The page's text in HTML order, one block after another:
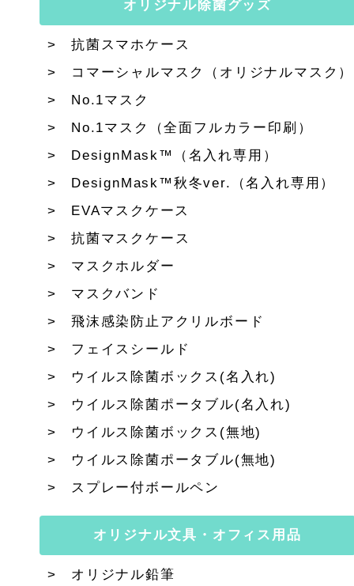
オリジナル除菌グッズ
抗菌スマホケース
コマーシャルマスク（オリジナルマスク）
No.1マスク
No.1マスク（全面フルカラー印刷）
DesignMask™（名入れ専用）
DesignMask™秋冬ver.（名入れ専用）
EVAマスクケース
抗菌マスクケース
マスクホルダー
マスクバンド
飛沫感染防止アクリルボード
フェイスシールド
ウイルス除菌ボックス(名入れ)
ウイルス除菌ポータブル(名入れ)
ウイルス除菌ボックス(無地)
ウイルス除菌ポータブル(無地)
スプレー付ボールペン
オリジナル文具・オフィス用品
オリジナル鉛筆